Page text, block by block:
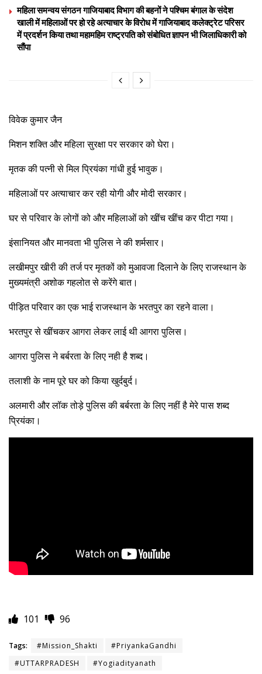
महिला समन्वय संगठन गाजियाबाद विभाग की बहनों ने पश्चिम बंगाल के संदेश
खाली में महिलाओं पर हो रहे अत्याचार के विरोध में गाजियाबाद कलेक्ट्रेट परिसर
में प्रदर्शन किया तथा महामहिम राष्ट्रपति को संबोधित ज्ञापन भी जिलाधिकारी को
सौंपा
विवेक कुमार जैन
मिशन शक्ति और महिला सुरक्षा पर सरकार को घेरा।
मृतक की पत्नी से मिल प्रियंका गांधी हुई भावुक।
महिलाओं पर अत्याचार कर रही योगी और मोदी सरकार।
घर से परिवार के लोगों को और महिलाओं को खींच खींच कर पीटा गया।
इंसानियत और मानवता भी पुलिस ने की शर्मसार।
लखीमपुर खीरी की तर्ज पर मृतकों को मुआवजा दिलाने के लिए राजस्थान के
मुख्यमंत्री अशोक गहलोत से करेंगे बात।
पीड़ित परिवार का एक भाई राजस्थान के भरतपुर का रहने वाला।
भरतपुर से खींचकर आगरा लेकर लाई थी आगरा पुलिस।
आगरा पुलिस ने बर्बरता के लिए नही है शब्द।
तलाशी के नाम पूरे घर को किया खुर्दबुर्द।
अलमारी और लॉक तोड़े पुलिस की बर्बरता के लिए नहीं है मेरे पास शब्द
प्रियंका।
101 96
Tags: #Mission_Shakti
#PriyankaGandhi
#UTTARPRADESH
#Yogiadityanath